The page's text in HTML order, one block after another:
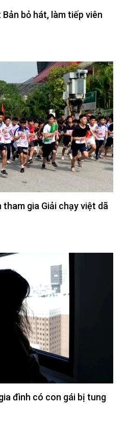
bỏ hát, làm tiếp viên
tham gia Giải chạy việt dã
đình có con gái bị tung